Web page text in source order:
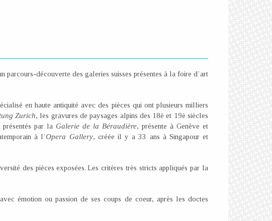
parcours-découverte des galeries suisses présentes à la foire d’art
en haute antiquité avec des pièces qui ont plusieurs milliers
Zurich, les gravures de paysages alpins des 18è et 19è siècles
par la Galerie de la Béraudière, présente à Genève et
à l’Opera Gallery, créée il y a 33 ans à Singapour et
des pièces exposées. Les critères très stricts appliqués par la
émotion ou passion de ses coups de coeur, après les doctes